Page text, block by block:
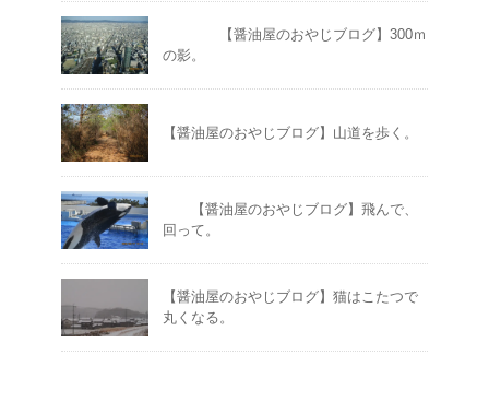
【醤油屋のおやじブログ】300ｍ
の影。
【醤油屋のおやじブログ】山道を歩く。
【醤油屋のおやじブログ】飛んで、
回って。
【醤油屋のおやじブログ】猫はこたつで
丸くなる。